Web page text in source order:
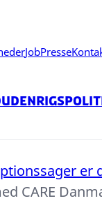
JobPresse
er
CARE